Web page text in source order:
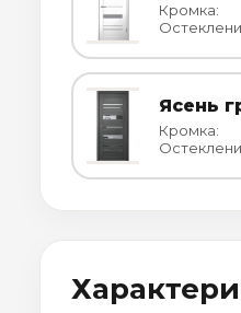
Кромка:
Ясень
Кромка: